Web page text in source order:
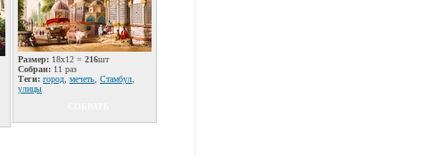
Размер: 18x12 = 216шт
Собран: 11 раз
Теги: город мечеть Стамбул
улицы